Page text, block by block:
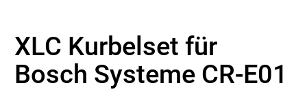
XLC Kurbelset für
Bosch Systeme CR-E01